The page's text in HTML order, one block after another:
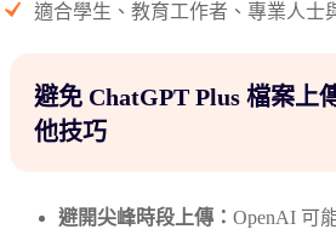
適合學生、教育工作者、專業人士
避免 ChatGPT Plus 檔案上
他技巧
避開尖峰時段上傳： OpenAI 可